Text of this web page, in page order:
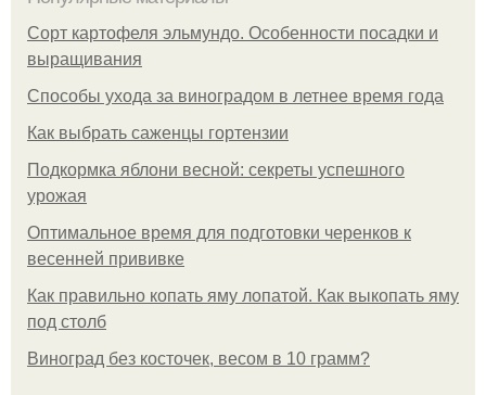
Сорт картофеля эльмундо. Особенности посадки и
выращивания
Способы ухода за виноградом в летнее время года
Как выбрать саженцы гортензии
Подкормка яблони весной: секреты успешного
урожая
Оптимальное время для подготовки черенков к
весенней прививке
Как правильно копать яму лопатой. Как выкопать яму
под столб
Виноград без косточек, весом в 10 грамм?